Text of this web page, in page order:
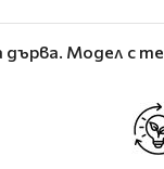
дърва. Модел с